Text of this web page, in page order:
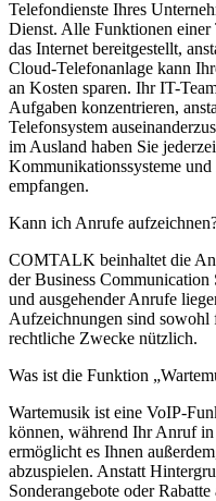
Telefondienste Ihres
Dienst. Alle Funktionen einer
das Internet bereitgestellt,
Cloud-Telefonanlage kann
an Kosten sparen. Ihr IT-
Aufgaben konzentrieren,
Telefonsystem
im Ausland haben Sie
Kommunikationssysteme
empfangen.
Kann ich Anrufe
COMTALK beinhaltet die
der Business
und ausgehender Anrufe
Aufzeichnungen sind sowohl
rechtliche Zwecke nützlich.
Was ist die Funktion
Wartemusik ist eine VoIP-
können, während Ihr Anruf
ermöglicht es Ihnen
abzuspielen. Anstatt
Sonderangebote oder